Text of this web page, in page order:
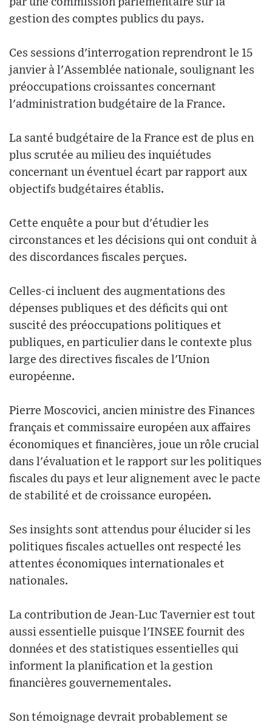
par une commission parlementaire sur la
gestion des comptes publics du pays.
Ces sessions d'interrogation reprendront le 15
janvier à l'Assemblée nationale, soulignant les
préoccupations croissantes concernant
l'administration budgétaire de la France.
La santé budgétaire de la France est de plus en
plus scrutée au milieu des inquiétudes
concernant un éventuel écart par rapport aux
objectifs budgétaires établis.
Cette enquête a pour but d'étudier les
circonstances et les décisions qui ont conduit à
des discordances fiscales perçues.
Celles-ci incluent des augmentations des
dépenses publiques et des déficits qui ont
suscité des préoccupations politiques et
publiques, en particulier dans le contexte plus
large des directives fiscales de l'Union
européenne.
Pierre Moscovici, ancien ministre des Finances
français et commissaire européen aux affaires
économiques et financières, joue un rôle crucial
dans l'évaluation et le rapport sur les politiques
fiscales du pays et leur alignement avec le pacte
de stabilité et de croissance européen.
Ses insights sont attendus pour élucider si les
politiques fiscales actuelles ont respecté les
attentes économiques internationales et
nationales.
La contribution de Jean-Luc Tavernier est tout
aussi essentielle puisque l'INSEE fournit des
données et des statistiques essentielles qui
informent la planification et la gestion
financières gouvernementales.
Son témoignage devrait probablement se